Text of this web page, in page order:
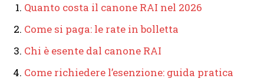
Quanto costa il canone RAI nel 2026
Come si paga: le rate in bolletta
Chi è esente dal canone RAI
Come richiedere l’esenzione: guida pratica